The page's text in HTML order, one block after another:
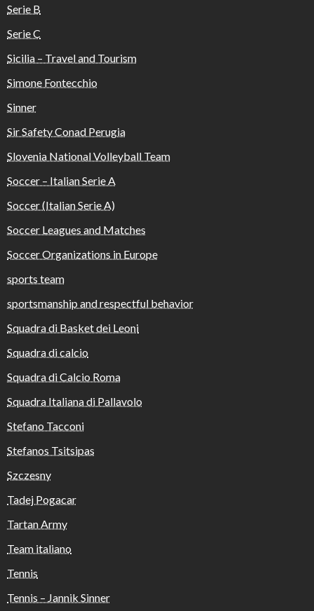
Serie B
Serie C
Sicilia – Travel and Tourism
Simone Fontecchio
Sinner
Sir Safety Conad Perugia
Slovenia National Volleyball Team
Soccer – Italian Serie A
Soccer (Italian Serie A)
Soccer Leagues and Matches
Soccer Organizations in Europe
sports team
sportsmanship and respectful behavior
Squadra di Basket dei Leoni
Squadra di calcio
Squadra di Calcio Roma
Squadra Italiana di Pallavolo
Stefano Tacconi
Stefanos Tsitsipas
Szczesny
Tadej Pogacar
Tartan Army
Team italiano
Tennis
Tennis – Jannik Sinner